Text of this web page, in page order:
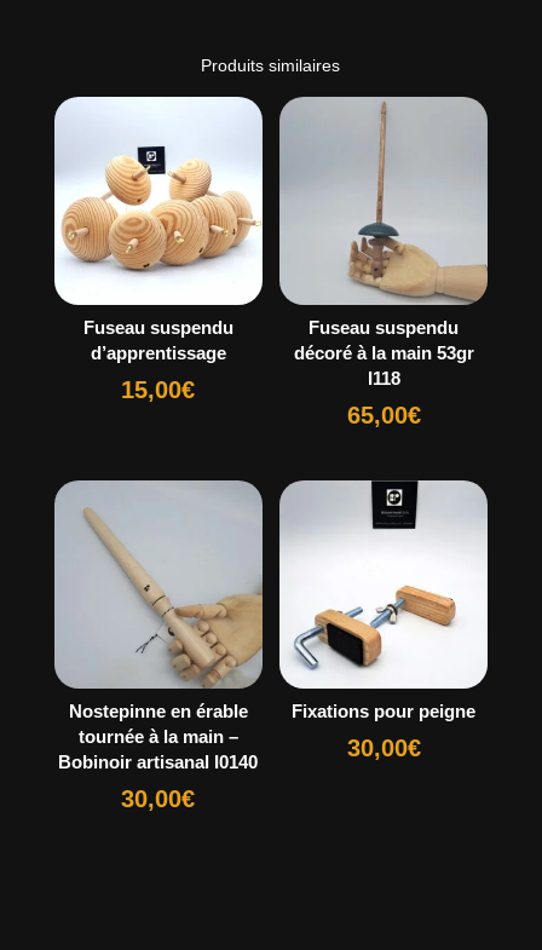
Produits similaires
Fuseau suspendu
d’apprentissage
15,00€
Fuseau suspendu
décoré à la main 53gr
I118
65,00€
Nostepinne en érable
tournée à la main –
Bobinoir artisanal I0140
30,00€
Fixations pour peigne
30,00€